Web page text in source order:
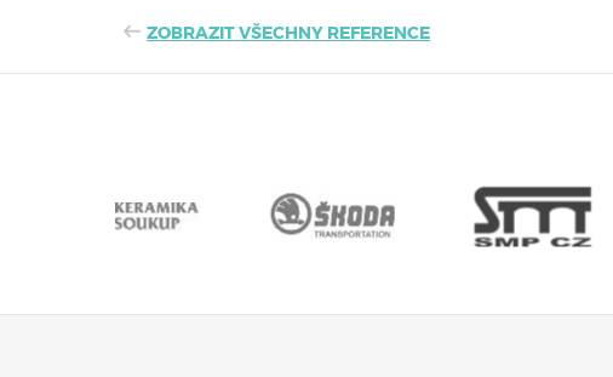
ZOBRAZIT VŠECHNY REFERENCE